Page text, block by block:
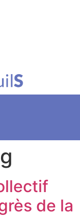
de la